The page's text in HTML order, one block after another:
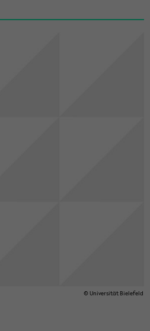
© Uni­ver­si­tät Bie­le­feld